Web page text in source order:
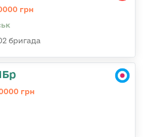
грн
бригада
грн